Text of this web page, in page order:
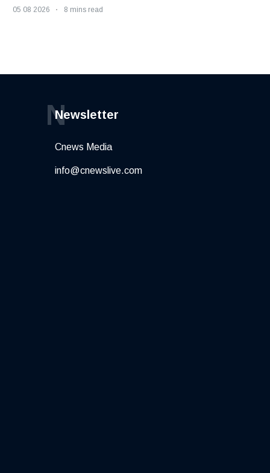
05 08 2026 8 mins read
Newsletter
N
Cnews Media
info@cnewslive.com